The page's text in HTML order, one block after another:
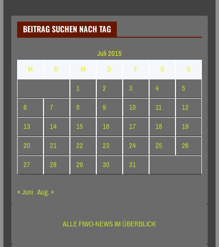
BEITRAG SUCHEN NACH TAG
Juli 2015
M
D M D F S
S
1
2 3 4
5
6
7 8 9 10 11
12
13
14 15 16 17 18
19
20
21 22 23 24 25
26
27
28 29 30
31
« Juni Aug. »
ALLE FIWO-NEWS IM ÜBERBLICK